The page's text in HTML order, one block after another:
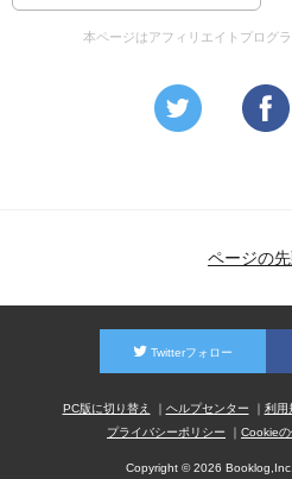
本ページはアフィリエイトプログ
ページの
Twitterフォロー
PC版に切り替え ヘルプセンター 利用
プライバシーポリシー
Cookie
Copyright © 2026